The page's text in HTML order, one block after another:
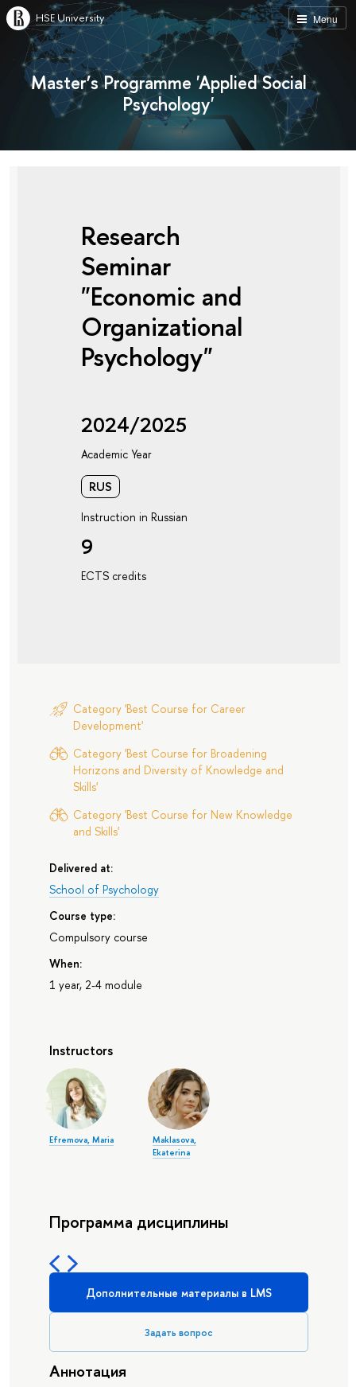
Menu
HSE University
Master’s Programme 'Applied Social
Psychology'
Research
Seminar
"Economic and
Organizational
Psychology"
2024/2025
Academic Year
RUS
Instruction in Russian
9
ECTS credits
Category 'Best Course for Career
Development'
Category 'Best Course for Broadening
Horizons and Diversity of Knowledge and
Skills'
Category 'Best Course for New Knowledge
and Skills'
Delivered at:
School of Psychology
Course type:
Compulsory course
When:
1 year, 2-4 module
Instructors
Efremova, Maria
Maklasova,
Ekaterina
Программа дисциплины
Дополнительные материалы в LMS
Задать вопрос
Аннотация